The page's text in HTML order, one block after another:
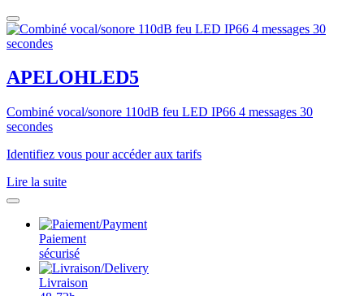
APELOHLED5
Combiné vocal/sonore 110dB feu LED IP66 4 messages 30
secondes
Identifiez vous pour accéder aux tarifs
Lire la suite
Paiement
sécurisé
Livraison